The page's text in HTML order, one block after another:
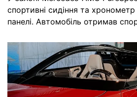
спортивні сидіння та хронометр
панелі. Автомобіль отримав